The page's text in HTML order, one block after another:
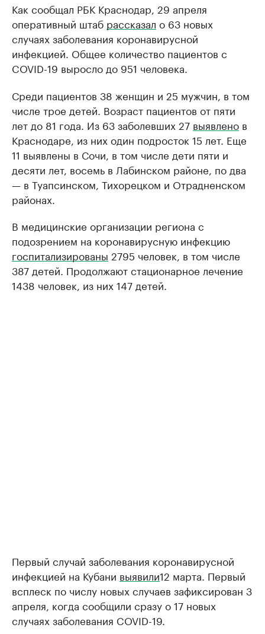
Как сообщал РБК Краснодар, 29 апреля
оперативный штаб рассказал о 63 новых
случаях заболевания коронавирусной
инфекцией. Общее количество пациентов с
COVID-19 выросло до 951 человека.
Среди пациентов 38 женщин и 25 мужчин, в том
числе трое детей. Возраст пациентов от пяти
лет до 81 года. Из 63 заболевших 27 выявлено в
Краснодаре, из них один подросток 15 лет. Еще
11 выявлены в Сочи, в том числе дети пяти и
десяти лет, восемь в Лабинском районе, по два
— в Туапсинском, Тихорецком и Отрадненском
районах.
В медицинские организации региона с
подозрением на коронавирусную инфекцию
госпитализированы 2795 человек, в том числе
387 детей. Продолжают стационарное лечение
1438 человек, из них 147 детей.
Первый случай заболевания коронавирусной
инфекцией на Кубани выявили12 марта. Первый
всплеск по числу новых случаев зафиксирован 3
апреля, когда сообщили сразу о 17 новых
случаях заболевания COVID-19.